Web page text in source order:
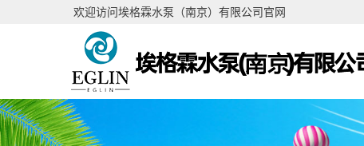
欢迎访问埃格霖水泵（南京）有限公司官网